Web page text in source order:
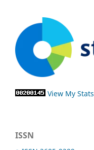
View My Stats
ISSN